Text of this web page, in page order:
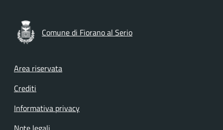
Comune di Fiorano al Serio
Footer menu
Area riservata
Crediti
Informativa privacy